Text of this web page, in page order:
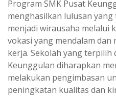
Program SMK Pusat
menghasilkan lulusan
menjadi wirausaha melalui
vokasi yang mendalam
kerja. Sekolah yang terpilih
Keunggulan diharapkan
melakukan pengimbasan
peningkatan kualitas dan